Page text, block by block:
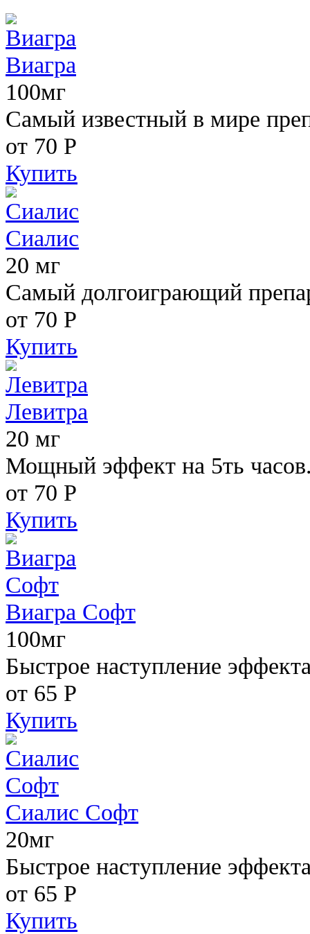
Виагра
100мг
Самый известный в мире
от 70 Р
Купить
Сиалис
20 мг
Самый долгоиграющий
от 70 Р
Купить
Левитра
20 мг
Мощный эффект на 5ть
от 70 Р
Купить
Виагра Софт
100мг
Быстрое наступление
от 65 Р
Купить
Сиалис Софт
20мг
Быстрое наступление
от 65 Р
Купить